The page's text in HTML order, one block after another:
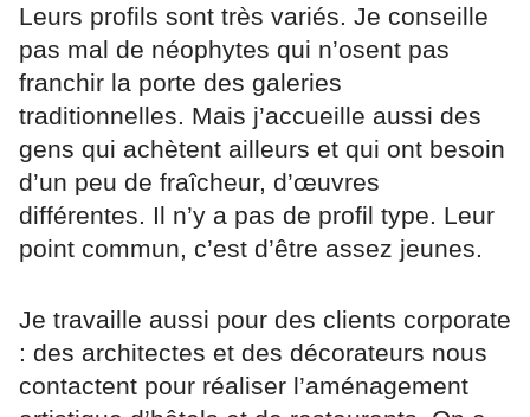
Leurs profils sont très variés. Je conseille
pas mal de néophytes qui n’osent pas
franchir la porte des galeries
traditionnelles. Mais j’accueille aussi des
gens qui achètent ailleurs et qui ont besoin
d’un peu de fraîcheur, d’œuvres
différentes. Il n’y a pas de profil type. Leur
point commun, c’est d’être assez jeunes.
Je travaille aussi pour des clients corporate
: des architectes et des décorateurs nous
contactent pour réaliser l’aménagement